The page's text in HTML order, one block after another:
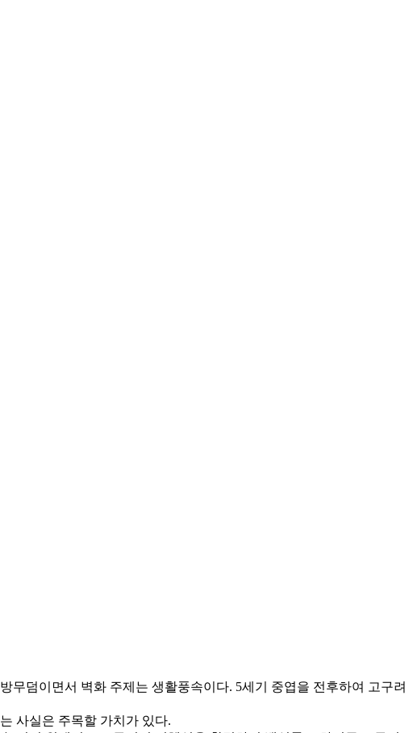
무덤이면서 벽화 주제는 생활풍속이다. 5세기 중엽을 전후하여 고구려
사실은 주목할 가치가 있다.